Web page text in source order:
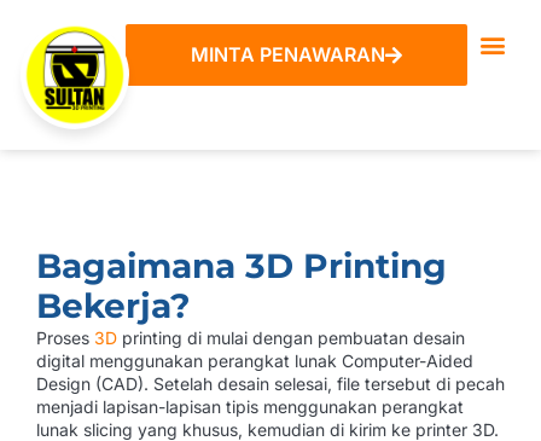
MINTA PENAWARAN
Bagaimana 3D Printing
Bekerja?
Proses 3D printing di mulai dengan pembuatan desain
digital menggunakan perangkat lunak Computer-Aided
Design (CAD). Setelah desain selesai, file tersebut di pecah
menjadi lapisan-lapisan tipis menggunakan perangkat
lunak slicing yang khusus, kemudian di kirim ke printer 3D.